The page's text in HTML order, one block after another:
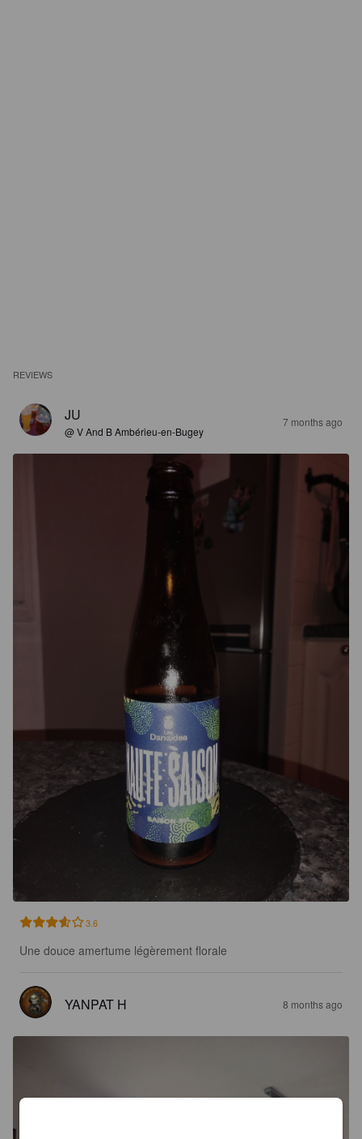
REVIEWS
JU
@ V And B Ambérieu-en-Bugey
7 months ago
3.6
Une douce amertume légèrement florale
YANPAT H 8 months ago